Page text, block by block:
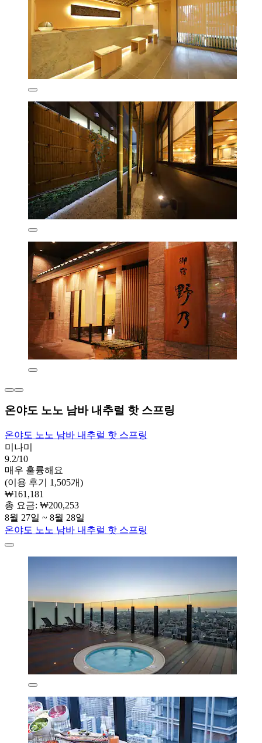
온야도 노노 남바 내추럴 핫 스프링
온야도 노노 남바 내추럴 핫 스프링
미나미
9.2/10
매우 훌륭해요
(이용 후기 1,505개)
₩161,181
총 요금: ₩200,253
8월 27일 ~ 8월 28일
온야도 노노 남바 내추럴 핫 스프링